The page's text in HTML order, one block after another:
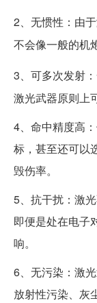
2、无惯性：由
不会像一般的机
3、可多次发射
激光武器原则上
4、命中精度高
标，甚至还可以
毁伤率。
5、抗干扰：激
即便是处在电子
响。
6、无污染：激
放射性污染、灰